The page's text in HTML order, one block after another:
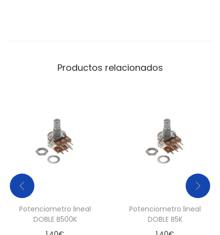
a
r
i
Productos relacionados
Potenciometro lineal
DOBLE B500K
Potenciometro lineal
DOBLE B5K